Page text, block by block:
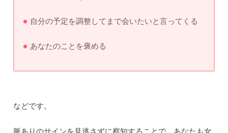
自分の予定を調整してまで会いたいと言ってくる
あなたのことを褒める
などです。